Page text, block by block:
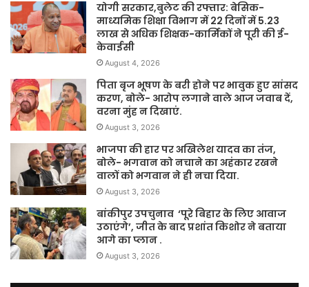
योगी सरकार,बुलेट की रफ्तार: बेसिक-
माध्यमिक शिक्षा विभाग में 22 दिनों में 5.23
लाख से अधिक शिक्षक-कार्मिकों ने पूरी की ई-
केवाईसी
August 4, 2026
पिता बृज भूषण के बरी होने पर भावुक हुए सांसद
करण, बोले- आरोप लगाने वाले आज जवाब दें,
वरना मुंह न दिखाएं.
August 3, 2026
भाजपा की हार पर अखिलेश यादव का तंज,
बोले- भगवान को नचाने का अहंकार रखने
वालों को भगवान ने ही नचा दिया.
August 3, 2026
बांकीपुर उपचुनाव ‘पूरे बिहार के लिए आवाज
उठाएंगे’, जीत के बाद प्रशांत किशोर ने बताया
आगे का प्लान .
August 3, 2026